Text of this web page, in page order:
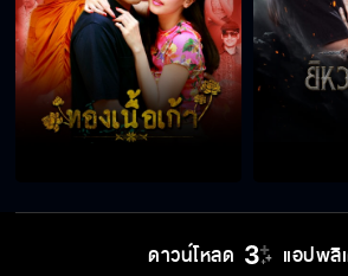
ดาวน์โหลด แอปพลิ